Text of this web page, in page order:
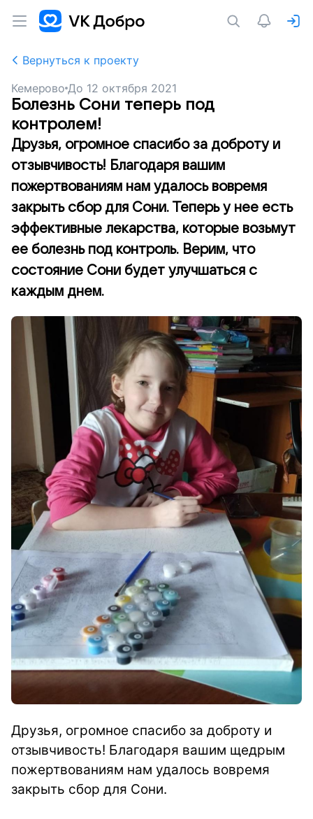
Вернуться к проекту
Кемерово До 12 октября 2021
Болезнь Сони теперь под
контролем!
Друзья, огромное спасибо за доброту и
отзывчивость! Благодаря вашим
пожертвованиям нам удалось вовремя
закрыть сбор для Сони. Теперь у нее есть
эффективные лекарства, которые возьмут
ее болезнь под контроль. Верим, что
состояние Сони будет улучшаться с
каждым днем.
Друзья, огромное спасибо за доброту и
отзывчивость! Благодаря вашим щедрым
пожертвованиям нам удалось вовремя
закрыть сбор для Сони.